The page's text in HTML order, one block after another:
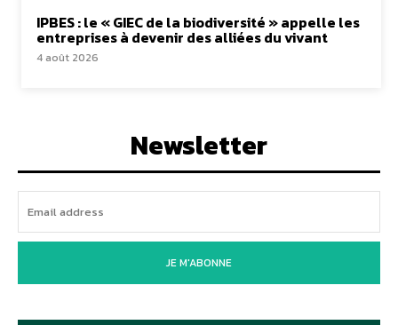
IPBES : le « GIEC de la biodiversité » appelle les
entreprises à devenir des alliées du vivant
4 août 2026
Newsletter
JE M'ABONNE